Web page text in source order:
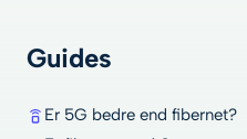
Guides
Er 5G bedre end fibernet?